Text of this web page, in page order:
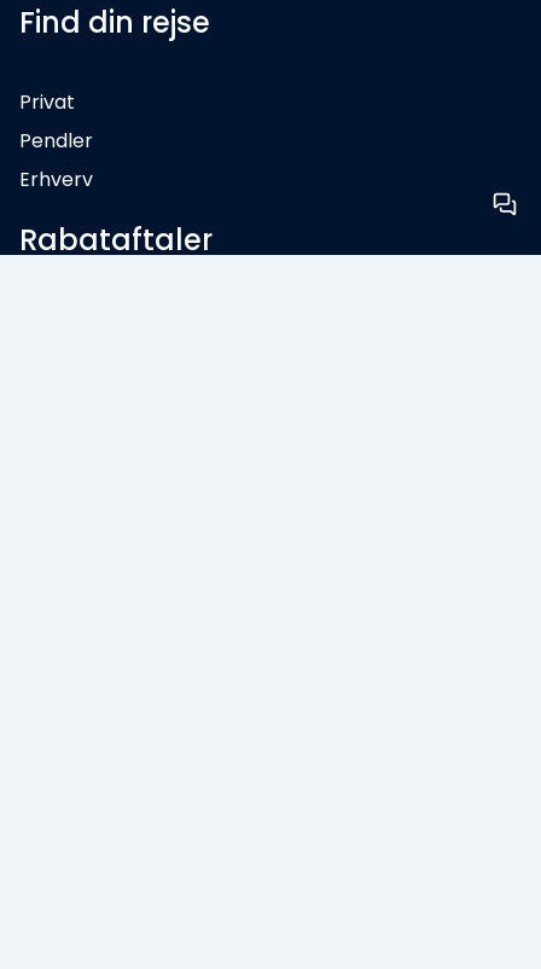
Find din rejse
Privat
Pendler
Erhverv
Rabataftaler